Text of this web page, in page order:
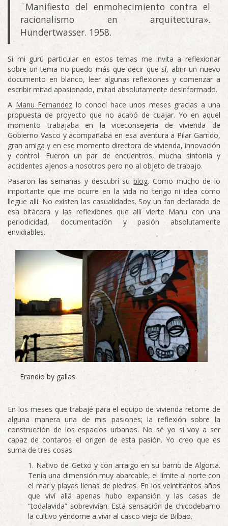
¨Manifiesto del enmohecimiento contra el
racionalismo en arquitectura».
Hundertwasser. 1958.
Si mi gurú particular en estos temas me invita a reflexionar
sobre un tema no puedo más que decir que sí, abrir un nuevo
documento en blanco, leer algunas reflexiones y comenzar a
escribir mitad apasionado, mitad absolutamente desinformado.
A Manu Fernandez lo conocí hace unos meses gracias a una
propuesta de proyecto que no acabó de cuajar. Yo en aquel
momento trabajaba en la viceconsejeria de vivienda de
Gobierno Vasco y acompañaba en esa aventura a Pilar Garrido,
gran amiga y en ese momento directora de vivienda, innovación
y control. Fueron un par de encuentros, mucha sintonía y
accidentes ajenos a nosotros pero no al objeto de trabajo.
Pasaron las semanas y descubrí sublog. Como mucho de lo
importante que me ocurre en la vida no tengo ni idea como
llegue allí. No existen las casualidades. Soy un fan declarado de
esa bitácora y las reflexiones que allí vierte Manu con una
periodicidad, documentación y pasión absolutamente
envidiables.
Erandio by gallas
En los meses que trabajé para el equipo de vivienda retome de
alguna manera una de mis pasiones; la reflexión sobre la
construcción de los espacios urbanos. No sé yo si voy a ser
capaz de contaros el origen de esta pasión. Yo creo que es
suma de tres cosas:
Nativo de Getxo y con arraigo en su barrio de Algorta.
Tenía una dimensión muy abarcable, el límite al norte con
el mar y playas llenas de piedras. En los veintitantos años
que viví allá apenas hubo expansión y las casas de
“todalavida” sobrevivían. Esta sensación de chicodebarrio
la cultivo yéndome a vivir al casco viejo de Bilbao.